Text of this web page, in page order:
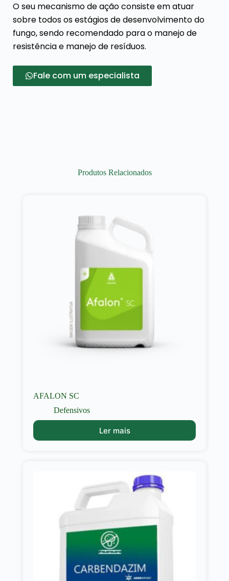
O seu mecanismo de ação consiste em atuar
sobre todos os estágios de desenvolvimento do
fungo, sendo recomendado para o manejo de
resistência e manejo de resíduos.
Fale com um especialista
Produtos Relacionados
AFALON SC
Defensivos
Ler mais